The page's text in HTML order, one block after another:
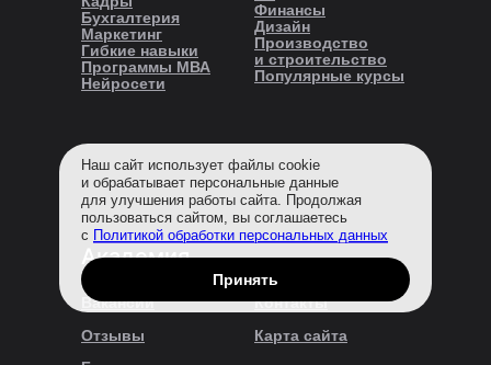
Бухгалтерия
Маркетинг
Гибкие навыки
Программы МВА
Нейросети
Академия
Финансы
Дизайн
Производство
и строительство
Популярные курсы
Вакансии
Отзывы
Контакты
Карта сайта
Принять
Наш сайт использует файлы cookie
и обрабатывает персональные данные
для улучшения работы сайта. Продолжая
пользоваться сайтом, вы соглашаетесь
с Политикой обработки персональных данных